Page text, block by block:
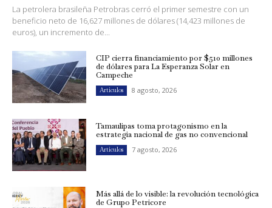
La petrolera brasileña Petrobras cerró el primer semestre con un
beneficio neto de 16,627 millones de dólares (14,423 millones de
euros), un incremento de...
CIP cierra financiamiento por $510 millones
de dólares para La Esperanza Solar en
Campeche
Artículos 8 agosto, 2026
Tamaulipas toma protagonismo en la
estrategia nacional de gas no convencional
Artículos 7 agosto, 2026
Más allá de lo visible: la revolución tecnológica
de Grupo Petricore